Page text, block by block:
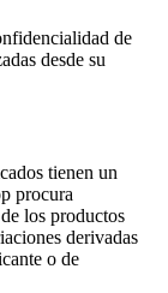
de
desde su
tienen un
procura
los productos
derivadas
o de